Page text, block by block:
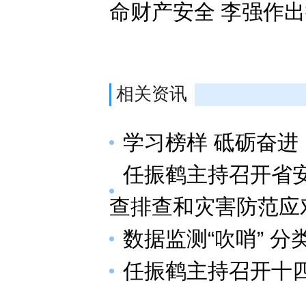
命财产安全 李强作
相关资讯
学习榜样 砥砺奋进
任振鹤主持召开省
查排查和灾害防范应
数据监测“吹哨” 分
任振鹤主持召开十